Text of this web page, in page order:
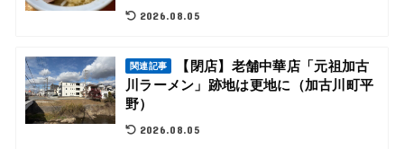
2026.08.05
関連記事
【閉店】老舗中華店「元祖加古
川ラーメン」跡地は更地に（加古川町平
野）
2026.08.05